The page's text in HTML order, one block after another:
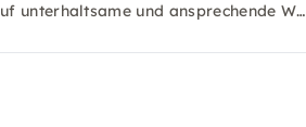
unterhaltsame und ansprechende W…